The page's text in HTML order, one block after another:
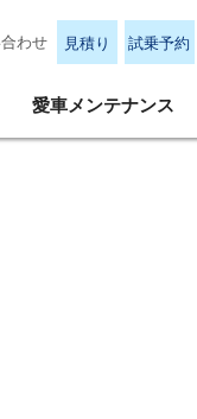
わせ 見積り 試乗予約
愛車メンテナンス